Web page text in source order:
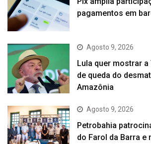
pagamentos em
Agosto 9, 2026
Lula quer mostrar
de queda do
Amazônia
Agosto 9, 2026
Petrobahia
do Farol da Barra e